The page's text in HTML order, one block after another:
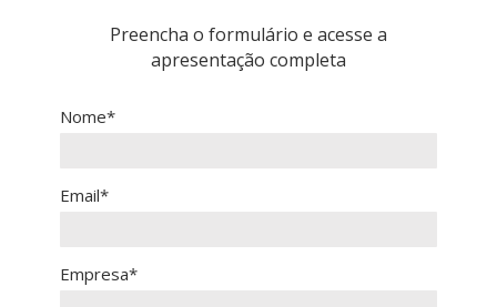
Preencha o formulário e acesse a
apresentação completa
Nome*
Email*
Empresa*